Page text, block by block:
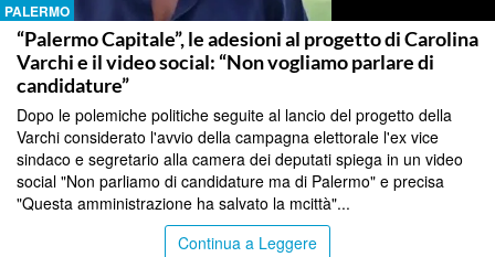
PALERMO
“Palermo Capitale”, le adesioni al progetto di Carolina
Varchi e il video social: “Non vogliamo parlare di
candidature”
Dopo le polemiche politiche seguite al lancio del progetto della
Varchi considerato l'avvio della campagna elettorale l'ex vice
sindaco e segretario alla camera dei deputati spiega in un video
social "Non parliamo di candidature ma di Palermo" e precisa
"Questa amministrazione ha salvato la mcittà"...
Continua a Leggere